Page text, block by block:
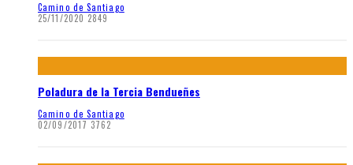
Camino de Santiago
25/11/2020 2849
Poladura de la Tercia Bendueñes
Camino de Santiago
02/09/2017 3762